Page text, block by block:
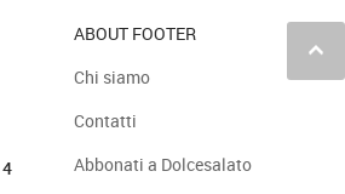
keyboard_arrow_up
ABOUT FOOTER
Chi siamo
Contatti
Abbonati a Dolcesalato